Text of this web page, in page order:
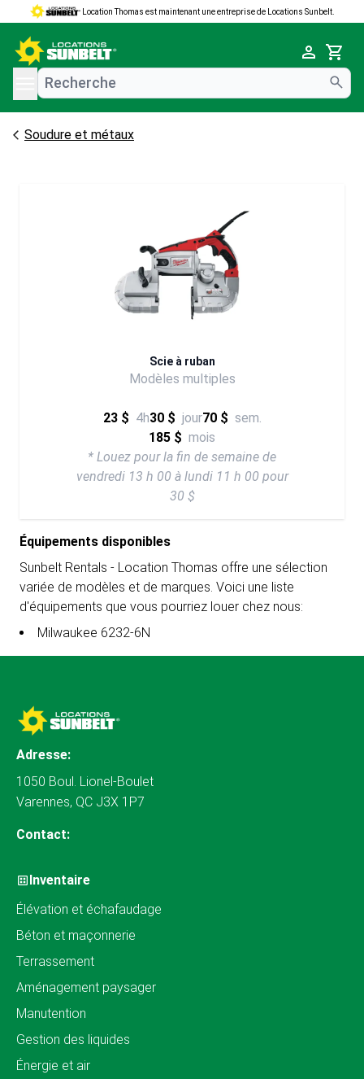
Location Thomas est maintenant une entreprise de Locations Sunbelt.
Cart
menu
Soudure et métaux
Scie à ruban
Modèles multiples
23 $ 4h30 $ jour70 $ sem.
185 $ mois
* Louez pour la fin de semaine de
vendredi 13 h 00 à lundi 11 h 00 pour
30 $
Équipements disponibles
Sunbelt Rentals - Location Thomas offre une sélection
variée de modèles et de marques. Voici une liste
d'équipements que vous pourriez louer chez nous:
Milwaukee 6232-6N
Adresse:
1050 Boul. Lionel-Boulet
Varennes, QC J3X 1P7
Contact:
Inventaire
Élévation et échafaudage
Béton et maçonnerie
Terrassement
Aménagement paysager
Manutention
Gestion des liquides
Énergie et air